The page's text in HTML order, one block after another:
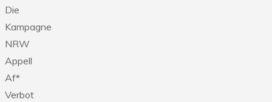
Die
Kampagne
NRW
Appell
Af*
Verbot